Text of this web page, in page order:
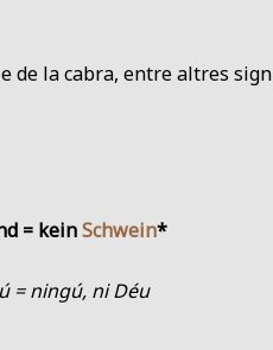
de la cabra, entre altres
= keinSchwein*
= ningú, ni Déu